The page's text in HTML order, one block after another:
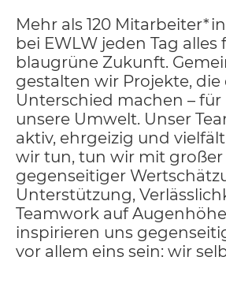
Mehr als 120
bei EWLW jeden Tag alles
blaugrüne Zukunft.
gestalten wir Projekte, die
Unterschied machen – für
unsere Umwelt. Unser
aktiv, ehrgeizig und
wir tun, tun wir mit großer
gegenseitiger
Unterstützung,
Teamwork auf
inspirieren uns
vor allem eins sein: wir